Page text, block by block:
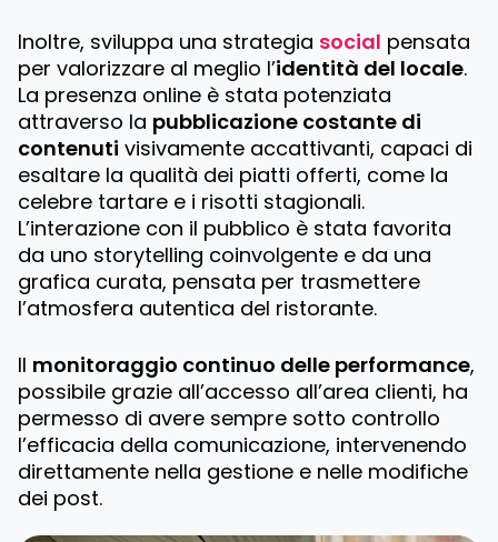
Inoltre, sviluppa una strategia social pensata
per valorizzare al meglio l’identità del locale.
La presenza online è stata potenziata
attraverso la pubblicazione costante di
contenuti visivamente accattivanti, capaci di
esaltare la qualità dei piatti offerti, come la
celebre tartare e i risotti stagionali.
L’interazione con il pubblico è stata favorita
da uno storytelling coinvolgente e da una
grafica curata, pensata per trasmettere
l’atmosfera autentica del ristorante.
Il monitoraggio continuo delle performance,
possibile grazie all’accesso all’area clienti, ha
permesso di avere sempre sotto controllo
l’efficacia della comunicazione, intervenendo
direttamente nella gestione e nelle modifiche
dei post.